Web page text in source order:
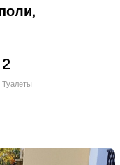
2
Туалеты